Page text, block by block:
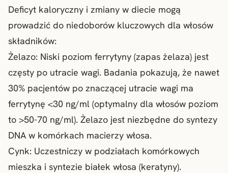
Deficyt kaloryczny i zmiany w diecie mogą
prowadzić do niedoborów kluczowych dla włosów
składników:
Żelazo: Niski poziom ferrytyny (zapas żelaza) jest
częsty po utracie wagi. Badania pokazują, że nawet
30% pacjentów po znaczącej utracie wagi ma
ferrytynę <30 ng/ml (optymalny dla włosów poziom
to >50-70 ng/ml). Żelazo jest niezbędne do syntezy
DNA w komórkach macierzy włosa.
Cynk: Uczestniczy w podziałach komórkowych
mieszka i syntezie białek włosa (keratyny).